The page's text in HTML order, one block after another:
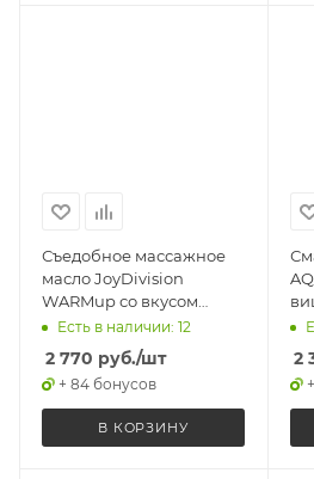
Съедобное массажное
масло JoyDivision
WARMup со вкусом
мяты, разогревающее,
Есть в наличии: 12
2 770 руб./шт
+ 84 бонусов
В КОРЗИНУ
2